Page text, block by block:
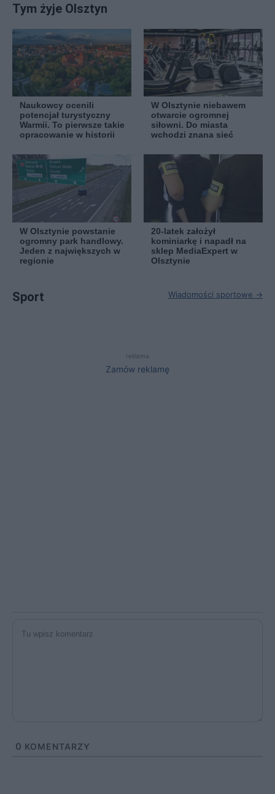
Tym żyje Olsztyn
Naukowcy ocenili
potencjał turystyczny
Warmii. To pierwsze takie
opracowanie w historii
W Olsztynie niebawem
otwarcie ogromnej
siłowni. Do miasta
wchodzi znana sieć
W Olsztynie powstanie
ogromny park handlowy.
Jeden z największych w
regionie
20-latek założył
kominiarkę i napadł na
sklep MediaExpert w
Olsztynie
Sport Wiadomości sportowe →
reklama
Zamów reklamę
0 KOMENTARZY